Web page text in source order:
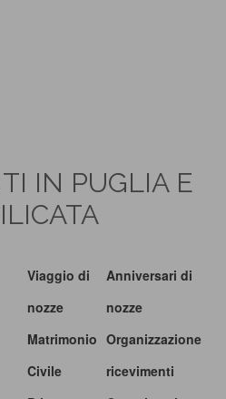
IN PUGLIA E
Viaggio di
nozze
Matrimonio
Civile
Anniversari di
nozze
Organizzazione
ricevimenti